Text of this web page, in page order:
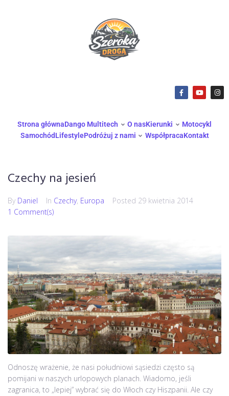
Strona głównaDango Multitech O nasKierunki
Motocykl
SamochódLifestylePodróżuj z nami WspółpracaKontakt
Czechy na jesień
By Daniel In Czechy, Europa Posted 29 kwietnia 2014
1 Comment(s)
Odnoszę wrażenie, że nasi południowi sąsiedzi często są
pomijani w naszych urlopowych planach. Wiadomo, jeśli
zagranica, to „lepiej” wybrać się do Włoch czy Hiszpanii. Ale czy